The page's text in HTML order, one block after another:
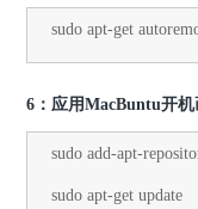
sudo apt-get
6：应用MacBuntu开机
sudo add-apt-
sudo apt-get update